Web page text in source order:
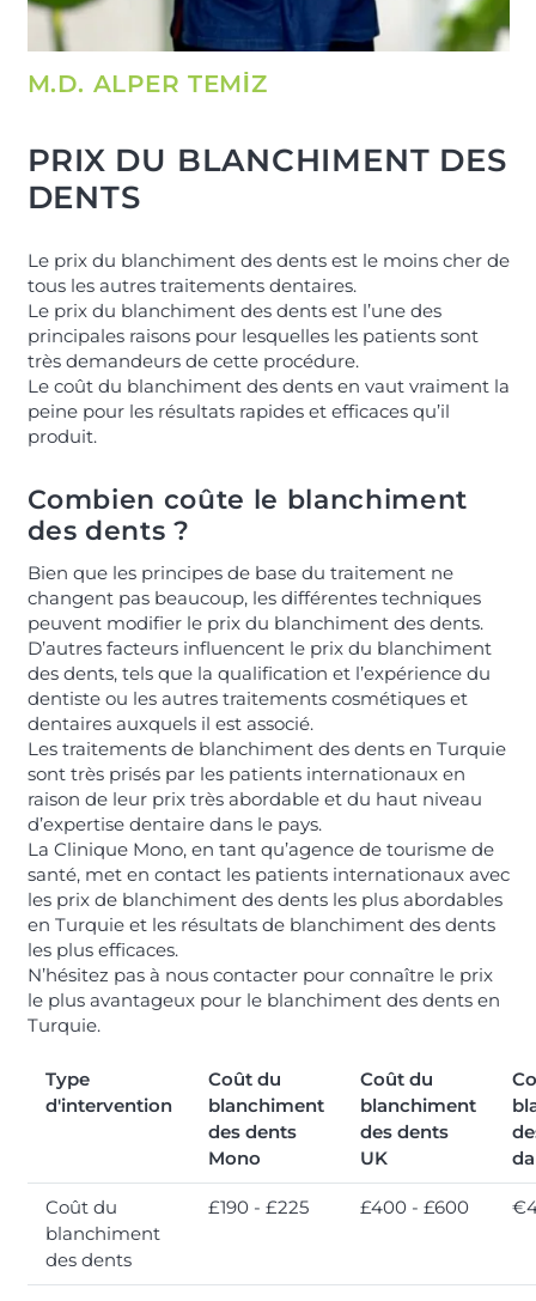
M.D. ALPER TEMİZ
PRIX DU BLANCHIMENT DES
DENTS
Le prix du blanchiment des dents est le moins cher de
tous les autres traitements dentaires.
Le prix du blanchiment des dents est l’une des
principales raisons pour lesquelles les patients sont
très demandeurs de cette procédure.
Le coût du blanchiment des dents en vaut vraiment la
peine pour les résultats rapides et efficaces qu’il
produit.
Combien coûte le blanchiment
des dents ?
Bien que les principes de base du traitement ne
changent pas beaucoup, les différentes techniques
peuvent modifier le prix du blanchiment des dents.
D’autres facteurs influencent le prix du blanchiment
des dents, tels que la qualification et l’expérience du
dentiste ou les autres traitements cosmétiques et
dentaires auxquels il est associé.
Les traitements de blanchiment des dents en Turquie
sont très prisés par les patients internationaux en
raison de leur prix très abordable et du haut niveau
d’expertise dentaire dans le pays.
La Clinique Mono, en tant qu’agence de tourisme de
santé, met en contact les patients internationaux avec
les prix de blanchiment des dents les plus abordables
en Turquie et les résultats de blanchiment des dents
les plus efficaces.
N’hésitez pas à nous contacter pour connaître le prix
le plus avantageux pour le blanchiment des dents en
Turquie.
Type
d'intervention
Coût du
blanchiment
des dents
Mono
Coût du
blanchiment
des dents
UK
Coût du
blanchiment
des dents
£190 - £225 £400 - £600